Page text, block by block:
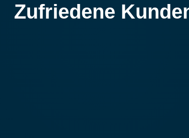
Zufriedene